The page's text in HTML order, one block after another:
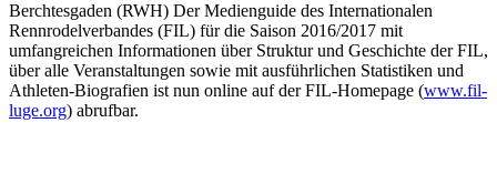
Berchtesgaden (RWH) Der Medienguide des Internationalen
Rennrodelverbandes (FIL) für die Saison 2016/2017 mit
umfangreichen Informationen über Struktur und Geschichte der FIL,
über alle Veranstaltungen sowie mit ausführlichen Statistiken und
Athleten-Biografien ist nun online auf der FIL-Homepage (www.fil-
luge.org) abrufbar.